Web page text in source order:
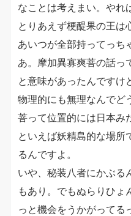
なことは考えまい。やれ
とりあえず梗醍果の王は
あいつが全部持ってっち
あ。摩加異寡爽菩の話っ
と意味があったんですけ
物理的にも無理なんでど
菩って位置的には日本み
といえば妖精島的な場所
るんですよ。
いや、秘装八者にかぶる
もあり。でもぬらりひょ
っと機会をうかがってる